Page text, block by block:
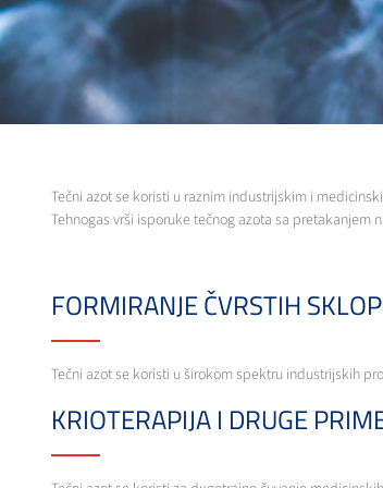
Tečni azot se koristi u raznim industrijskim i
Tehnogas vrši isporuke tečnog azota sa
FORMIRANJE ČVRSTIH
Tečni azot se koristi u širokom spektru industrijskih
KRIOTERAPIJA I DRUGE